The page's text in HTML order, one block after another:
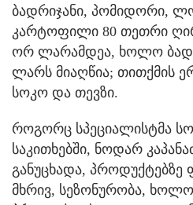
ბადრიჯანი, პომიდორი,
კარტოფილი 80 თეთრი
ორ ლარამდეა, ხოლო
ლარს მიაღწია; თითქმის
სოკო და თევზი.
როგორც სპეციალისტმა
საკითხებში, ნოდარ
განუცხადა, პროდუქტებზე
მხრივ, სეზონურობა,